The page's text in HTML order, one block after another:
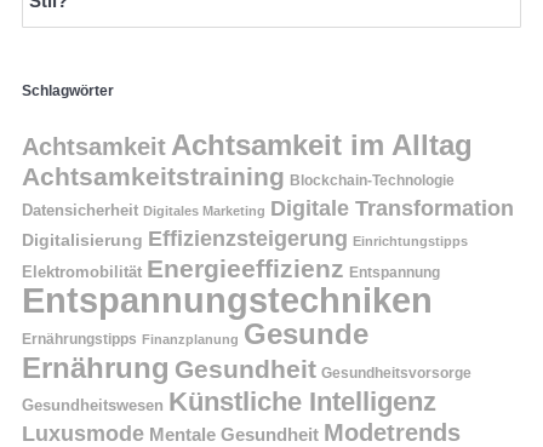
Schlagwörter
Achtsamkeit Achtsamkeit im Alltag
Achtsamkeitstraining Blockchain-Technologie
Datensicherheit Digitales Marketing Digitale Transformation
Digitalisierung Effizienzsteigerung Einrichtungstipps
Elektromobilität Energieeffizienz Entspannung
Entspannungstechniken
Ernährungstipps Finanzplanung Gesunde
Ernährung Gesundheit Gesundheitsvorsorge
Gesundheitswesen Künstliche Intelligenz
Luxusmode Mentale Gesundheit Modetrends